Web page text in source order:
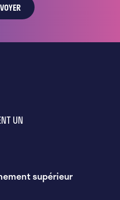
UN
supérieur